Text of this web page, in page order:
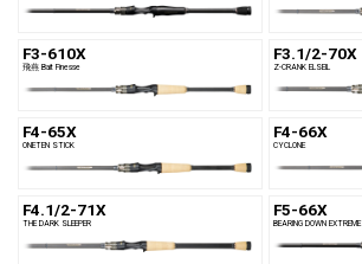
F3-610X
飛燕 Bait Finesse
F3.1/2-70X
Z-CRANK ELSEIL
F4-65X
ONETEN STICK
F4-66X
CYCLONE
F4.1/2-71X
THE DARK SLEEPER
F5-66X
BEARING DOWN EXTREME